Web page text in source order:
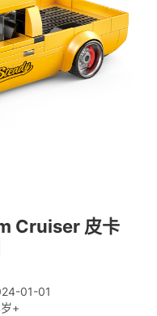
Cruiser 皮卡
01-01
+